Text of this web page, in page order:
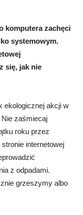
komputera zachęci
systemowym.
się, jak nie
ekologicznej akcji w
zaśmiecaj
roku przez
internetowej
z odpadami.
grzeszymy albo